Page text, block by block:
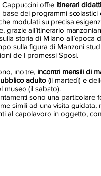
Cappuccini offre itinerari
base dei programmi scolastici
modulati su precisa
grazie all’itinerario
storia di Milano all’epoca
sulla figura di Manzoni
de I promessi Sposi.
inoltre, incontri mensili di
adulto (il martedì) e
museo (il sabato).
sono una particolare
simili ad una visita guidata,
al capolavoro in oggetto,